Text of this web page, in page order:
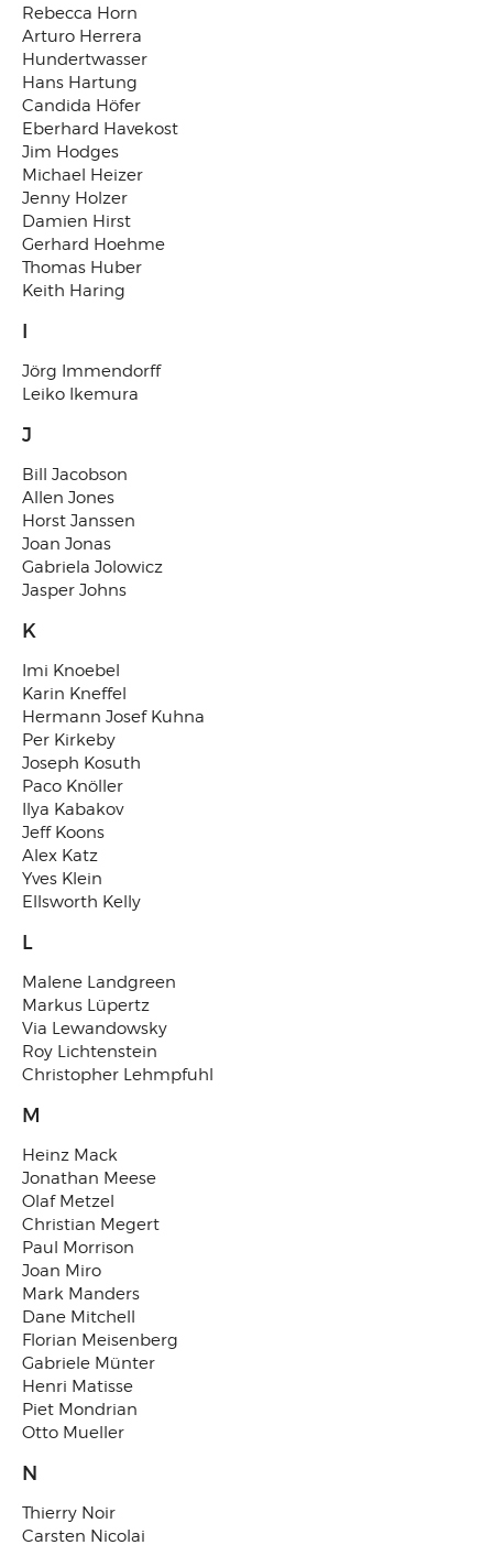
Rebecca Horn
Arturo Herrera
Hundertwasser
Hans Hartung
Candida Höfer
Eberhard Havekost
Jim Hodges
Michael Heizer
Jenny Holzer
Damien Hirst
Gerhard Hoehme
Thomas Huber
Keith Haring
I
Jörg Immendorff
Leiko Ikemura
J
Bill Jacobson
Allen Jones
Horst Janssen
Joan Jonas
Gabriela Jolowicz
Jasper Johns
K
Imi Knoebel
Karin Kneffel
Hermann Josef Kuhna
Per Kirkeby
Joseph Kosuth
Paco Knöller
Ilya Kabakov
Jeff Koons
Alex Katz
Yves Klein
Ellsworth Kelly
L
Malene Landgreen
Markus Lüpertz
Via Lewandowsky
Roy Lichtenstein
Christopher Lehmpfuhl
M
Heinz Mack
Jonathan Meese
Olaf Metzel
Christian Megert
Paul Morrison
Joan Miro
Mark Manders
Dane Mitchell
Florian Meisenberg
Gabriele Münter
Henri Matisse
Piet Mondrian
Otto Mueller
N
Thierry Noir
Carsten Nicolai